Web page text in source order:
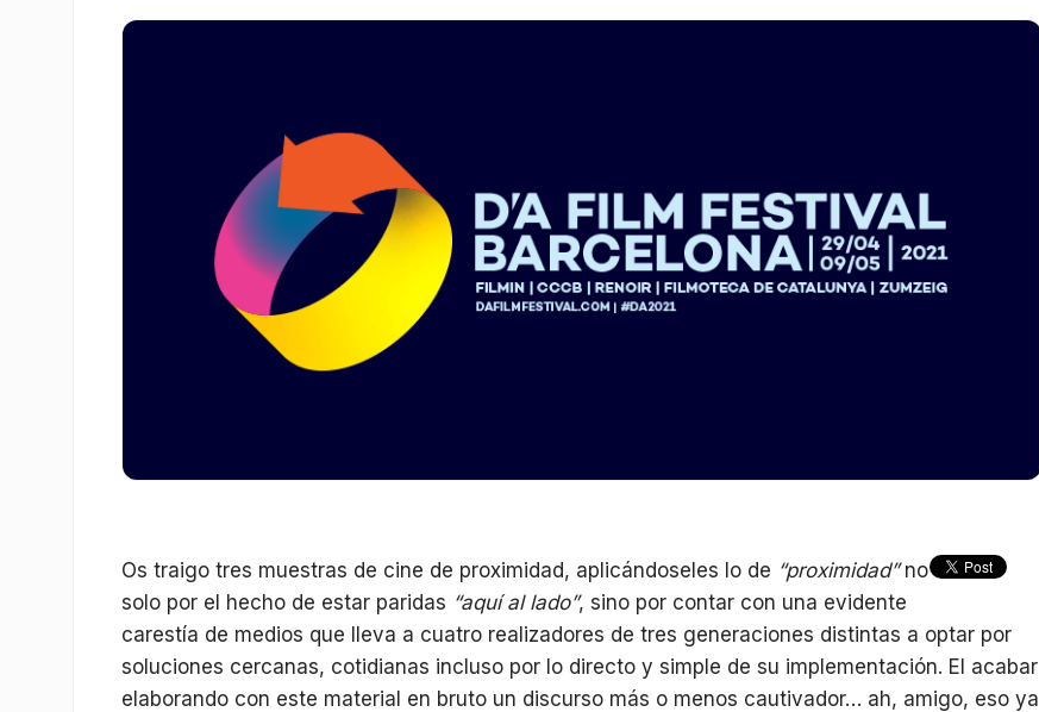
Os traigo tres muestras de cine de proximidad, aplicándoseles lo de “proximidad”no
solo por el hecho de estar paridas “aquí al lado”, sino por contar con una evidente
carestía de medios que lleva a cuatro realizadores de tres generaciones distintas a optar por
soluciones cercanas, cotidianas incluso por lo directo y simple de su implementación. El acabar
elaborando con este material en bruto un discurso más o menos cautivador… ah, amigo, eso ya